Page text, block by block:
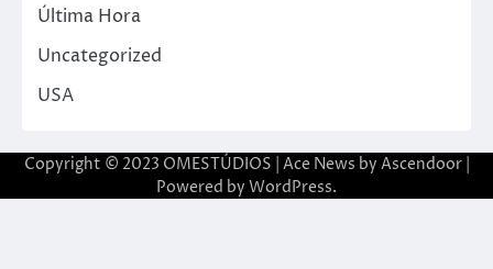
Última Hora
Uncategorized
USA
Copyright © 2023 OMESTÚDIOS | Ace News by Ascendoor|
Powered by WordPress.